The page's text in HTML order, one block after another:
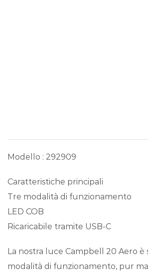
Modello : 292909
Caratteristiche principali
Tre modalità di funzionamento
LED COB
Ricaricabile tramite USB-C
La nostra luce Campbell 20 Aero
modalità di funzionamento, pur